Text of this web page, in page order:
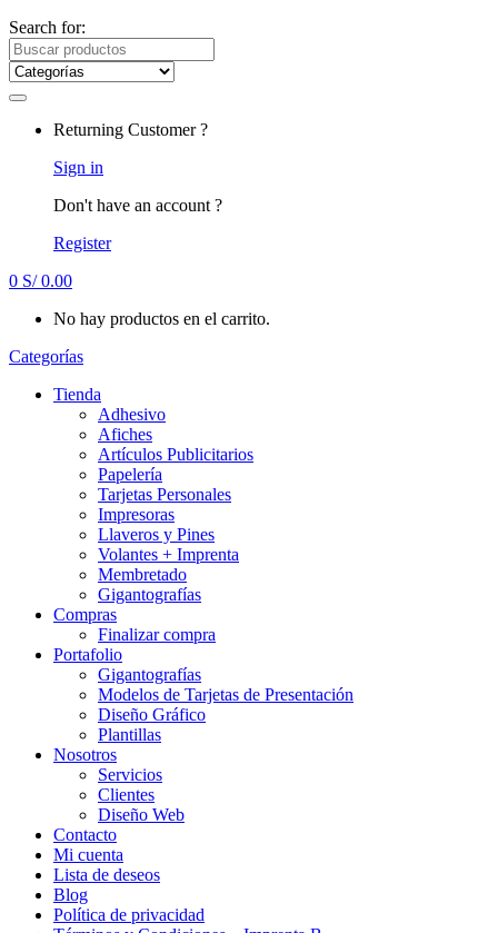
Search for:
Returning Customer ?
Sign in
Don't have an account ?
Register
0 S/0.00
No hay productos en el carrito.
Categorías
Tienda
Adhesivo
Afiches
Artículos Publicitarios
Papelería
Tarjetas Personales
Impresoras
Llaveros y Pines
Volantes + Imprenta
Membretado
Gigantografías
Compras
Finalizar compra
Portafolio
Gigantografías
Modelos de Tarjetas de Presentación
Diseño Gráfico
Plantillas
Nosotros
Servicios
Clientes
Diseño Web
Contacto
Mi cuenta
Lista de deseos
Blog
Política de privacidad